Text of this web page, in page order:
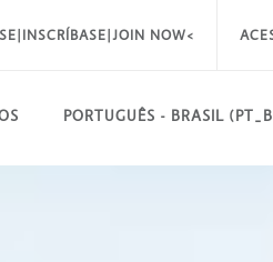
NOW<
PORTUGUÊS - BRASIL